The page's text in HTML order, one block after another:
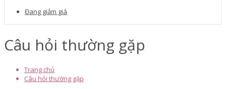
Đang giảm giá
Câu hỏi thường gặp
Trang chủ
Câu hỏi thường gặp